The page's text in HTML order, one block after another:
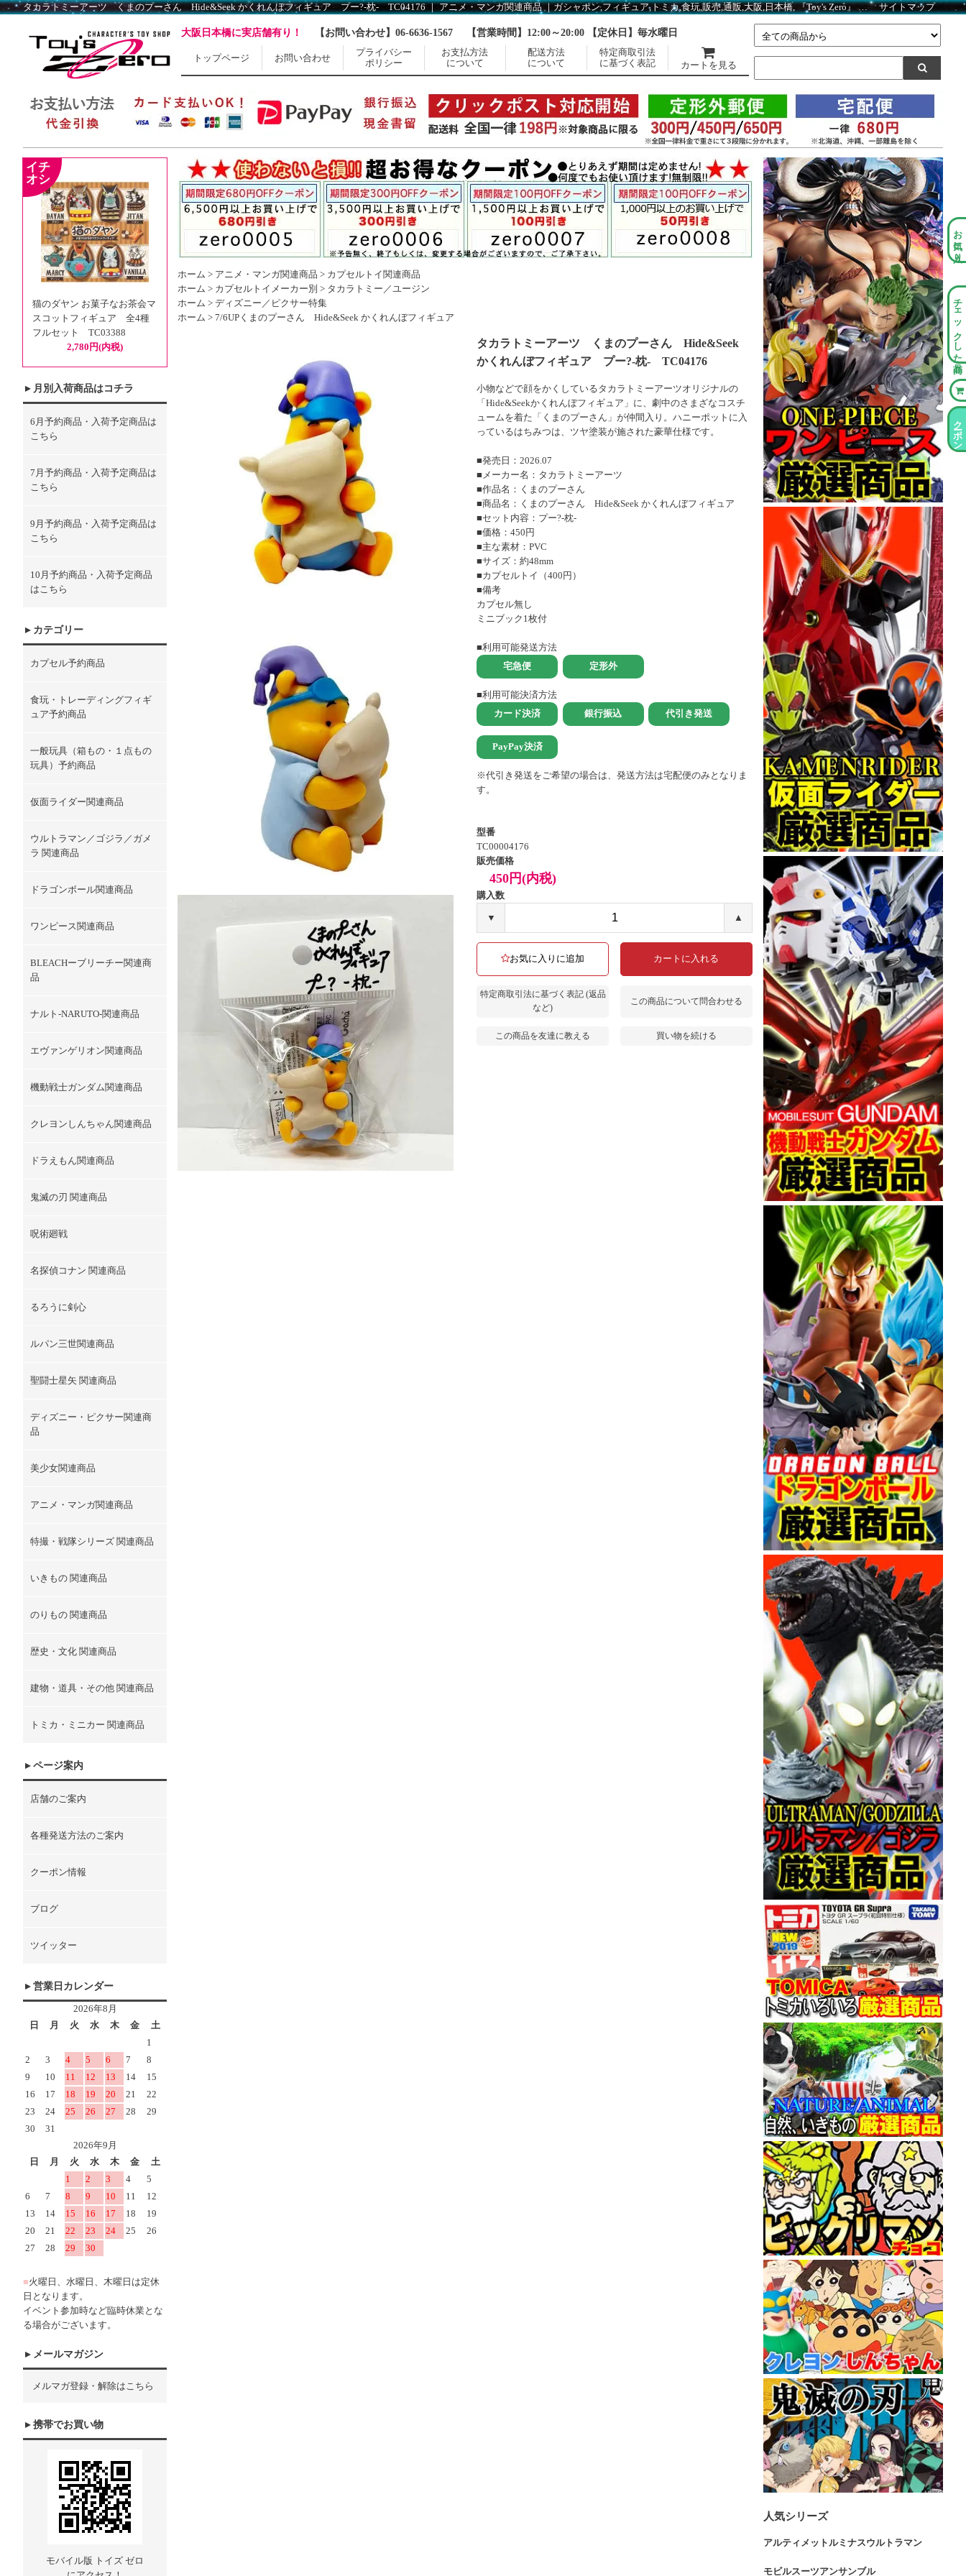
タカラトミーアーツ くまのプーさん Hide&Seek かくれんぼフィギュア プー?-枕- TC04176 ｜ アニメ・マンガ関連商品 ｜ガシャポン,フィギュア,トミカ,食玩,販売,通販,大阪,日本橋, 『Toy's Zero』 トイズゼロ サイトマップ
大阪日本橋に実店舗有り！ 【お問い合わせ】06-6636-1567 【営業時間】12:00～20:00 【定休日】毎水曜日
トップページ お問い合わせ
プライバシー
ポリシー
お支払方法
について
配送方法
について
特定商取引法
に基づく表記
カートを見る
猫のダヤン お菓子なお茶会マ
スコットフィギュア 全4種
フルセット TC03388
2,780円(内税)
月別入荷商品はコチラ
6月予約商品・入荷予定商品は
こちら
7月予約商品・入荷予定商品は
こちら
9月予約商品・入荷予定商品は
こちら
10月予約商品・入荷予定商品
はこちら
カテゴリー
カプセル予約商品
食玩・トレーディングフィギ
ュア予約商品
一般玩具（箱もの・１点もの
玩具）予約商品
仮面ライダー関連商品
ウルトラマン／ゴジラ／ガメ
ラ 関連商品
ドラゴンボール関連商品
ワンピース関連商品
BLEACHーブリーチー関連商
品
ナルト-NARUTO-関連商品
エヴァンゲリオン関連商品
機動戦士ガンダム関連商品
クレヨンしんちゃん関連商品
ドラえもん関連商品
鬼滅の刃 関連商品
呪術廻戦
名探偵コナン 関連商品
るろうに剣心
ルパン三世関連商品
聖闘士星矢 関連商品
ディズニー・ピクサー関連商
品
美少女関連商品
アニメ・マンガ関連商品
特撮・戦隊シリーズ 関連商品
いきもの 関連商品
のりもの 関連商品
歴史・文化 関連商品
建物・道具・その他 関連商品
トミカ・ミニカー 関連商品
ページ案内
店舗のご案内
各種発送方法のご案内
クーポン情報
ブログ
ツイッター
営業日カレンダー
■火曜日、水曜日、木曜日は定休
日となります。
イベント参加時など臨時休業とな
る場合がございます。
メールマガジン
メルマガ登録・解除はこちら
携帯でお買い物
モバイル版 トイズ ゼロ
ホーム > アニメ・マンガ関連商品 > カプセルトイ関連商品
ホーム > カプセルトイメーカー別 > タカラトミー／ユージン
ホーム > ディズニー／ピクサー特集
ホーム > 7/6UP くまのプーさん Hide&Seek かくれんぼフィギュア
タカラトミーアーツ くまのプーさん Hide&Seek
かくれんぼフィギュア プー?-枕- TC04176
小物などで顔をかくしているタカラトミーアーツオリジナルの
「Hide&Seekかくれんぼフィギュア」に、劇中のさまざなコスチ
ュームを着た「くまのプーさん」が仲間入り。ハニーポットに入
っているはちみつは、ツヤ塗装が施された豪華仕様です。
■発売日：2026.07
■メーカー名：タカラトミーアーツ
■作品名：くまのプーさん
■商品名：くまのプーさん Hide&Seek かくれんぼフィギュア
■セット内容：プー?-枕-
■価格：450円
■主な素材：PVC
■サイズ：約48mm
■カプセルトイ（400円）
■備考
カプセル無し
ミニブック1枚付
■利用可能発送方法
■利用可能決済方法
※代引き発送をご希望の場合は、発送方法は宅配便のみとなりま
す。
型番
TC00004176
販売価格
450円(内税)
購入数
▼ ▲
お気に入りに追加 カートに入れる
特定商取引法に基づく表記 (返品
など)
この商品について問合わせる
この商品を友達に教える 買い物を続ける
人気シリーズ
アルティメットルミナスウルトラマン
モビルスーツアンサンブル
お気に入り
チェックした商品
クーポン情報